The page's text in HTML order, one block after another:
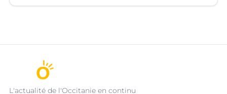
L'actualité de l'Occitanie en continu